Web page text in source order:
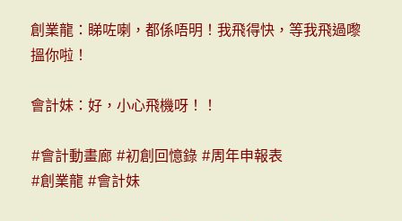
創業龍：睇咗喇，都係唔明！我飛得快，等我飛過嚟
搵你啦！
會計妹：好，小心飛機呀！！
#會計動畫廊 #初創回憶錄 #周年申報表
#創業龍 #會計妹